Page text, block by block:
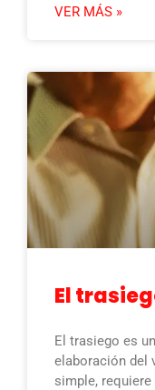
VER MÁS »
El
El trasiego es
elaboración del
simple,